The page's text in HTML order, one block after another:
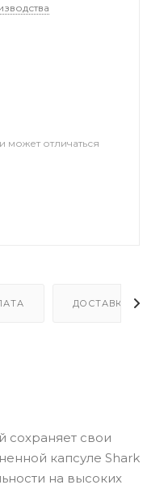
может отличаться
ДОСТАВКА
сохраняет свои
капсуле Shark
на высоких